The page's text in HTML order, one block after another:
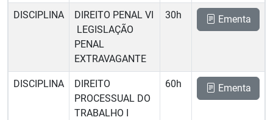
DISCIPLINA
DIREITO PENAL VI
 LEGISLAÇÃO
PENAL
EXTRAVAGANTE
30h Ementa
DISCIPLINA
DIREITO
PROCESSUAL DO
TRABALHO I
60h Ementa